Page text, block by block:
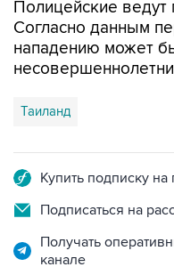
нападению может
Таиланд
Подписаться на
Получать